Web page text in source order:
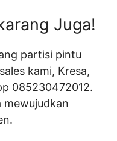
Juga!
partisi pintu
kami, Kresa,
085230472012.
mewujudkan